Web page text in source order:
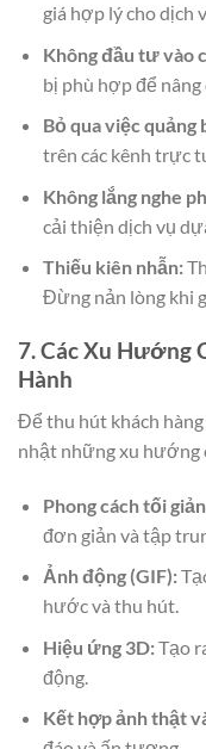
giá hợp lý cho dịch
Không đầu tư vào
bị phù hợp để
Bỏ qua việc quảng
trên các kênh trực
Không lắng nghe
cải thiện dịch vụ
Thiếu kiên nhẫn:
Đừng nản lòng khi
7. Các Xu Hướng
Hành
Để thu hút khách hàng
nhật những xu hướng
Phong cách tối
đơn giản và tập
Ảnh động (GIF):
hước và thu hút.
Hiệu ứng 3D:Tạo
động.
Kết hợp ảnh thật